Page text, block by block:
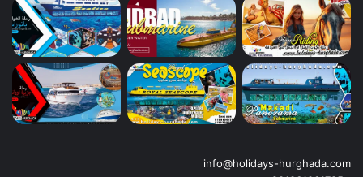
info@holidays-hurghada.com